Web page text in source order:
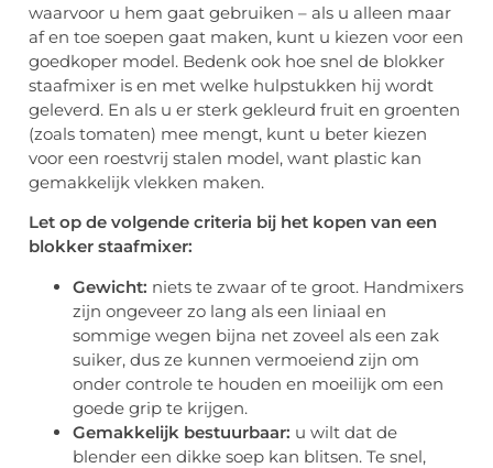
waarvoor u hem gaat gebruiken – als u alleen maar
af en toe soepen gaat maken, kunt u kiezen voor een
goedkoper model. Bedenk ook hoe snel de blokker
staafmixer is en met welke hulpstukken hij wordt
geleverd. En als u er sterk gekleurd fruit en groenten
(zoals tomaten) mee mengt, kunt u beter kiezen
voor een roestvrij stalen model, want plastic kan
gemakkelijk vlekken maken.
Let op de volgende criteria bij het kopen van een
blokker staafmixer:
Gewicht: niets te zwaar of te groot. Handmixers
zijn ongeveer zo lang als een liniaal en
sommige wegen bijna net zoveel als een zak
suiker, dus ze kunnen vermoeiend zijn om
onder controle te houden en moeilijk om een
goede grip te krijgen.
Gemakkelijk bestuurbaar: u wilt dat de
blender een dikke soep kan blitsen. Te snel,